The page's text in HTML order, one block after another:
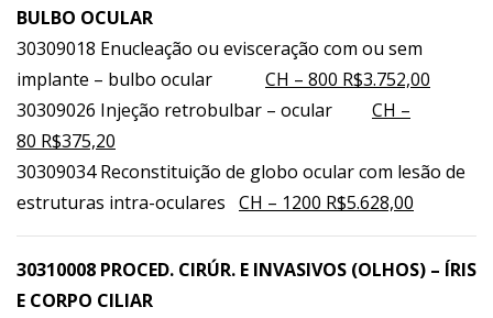
BULBO OCULAR
30309018 Enucleação ou evisceração com ou sem
implante – bulbo ocular CH – 800 R$3.752,00
30309026 Injeção retrobulbar – ocular CH –
80 R$375,20
30309034 Reconstituição de globo ocular com lesão de
estruturas intra-oculares CH – 1200 R$5.628,00
30310008 PROCED. CIRÚR. E INVASIVOS (OLHOS) – ÍRIS
E CORPO CILIAR